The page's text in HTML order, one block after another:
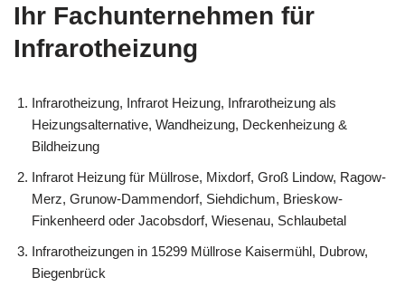
Ihr Fachunternehmen für
Infrarotheizung
Infrarotheizung, Infrarot Heizung, Infrarotheizung als
Heizungsalternative, Wandheizung, Deckenheizung &
Bildheizung
Infrarot Heizung für Müllrose, Mixdorf, Groß Lindow, Ragow-
Merz, Grunow-Dammendorf, Siehdichum, Brieskow-
Finkenheerd oder Jacobsdorf, Wiesenau, Schlaubetal
Infrarotheizungen in 15299 Müllrose Kaisermühl, Dubrow,
Biegenbrück